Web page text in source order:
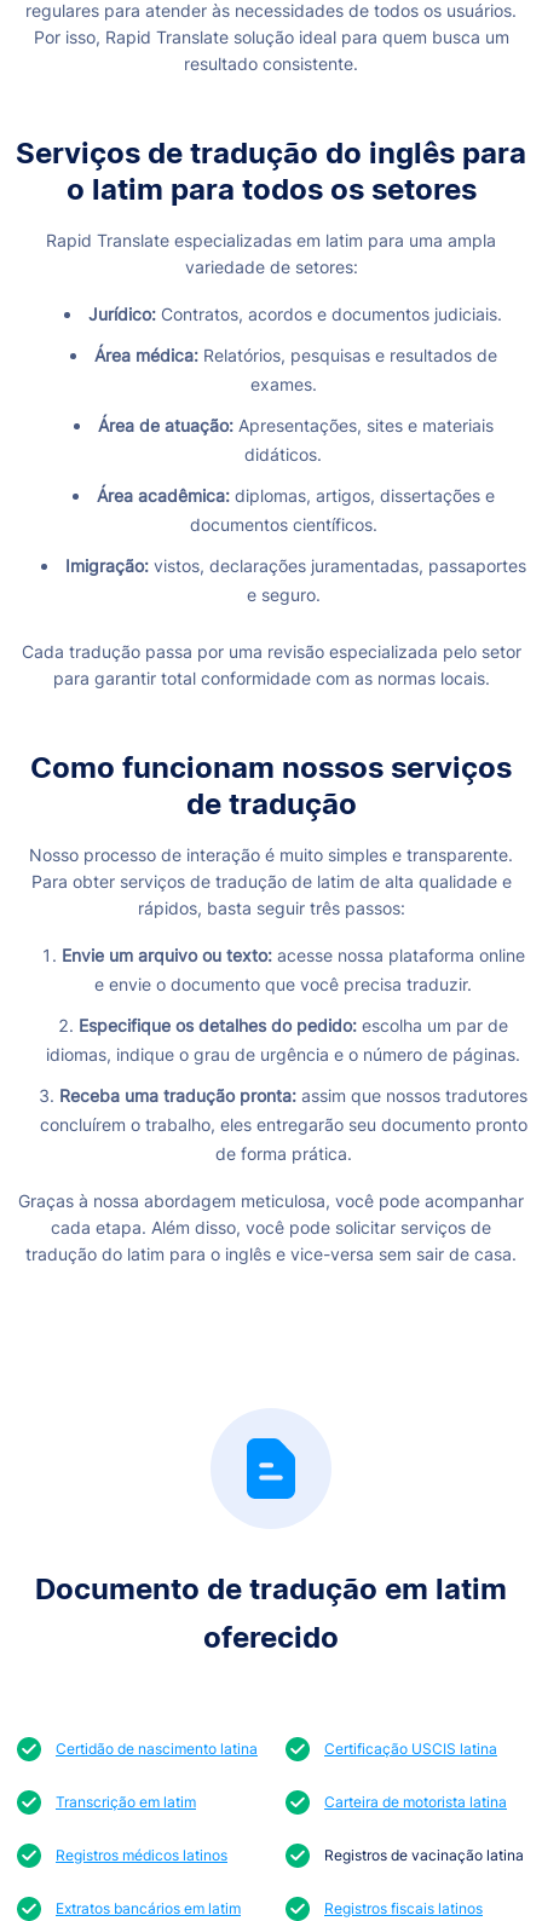
regulares para atender às necessidades de todos os usuários.
Por isso, Rapid Translate solução ideal para quem busca um
resultado consistente.
Serviços de tradução do inglês para
o latim para todos os setores
Rapid Translate especializadas em latim para uma ampla
variedade de setores:
Jurídico: Contratos, acordos e documentos judiciais.
Área médica:Relatórios, pesquisas e resultados de
exames.
Área de atuação:Apresentações, sites e materiais
didáticos.
Área acadêmica:diplomas, artigos, dissertações e
documentos científicos.
Imigração:vistos, declarações juramentadas, passaportes
e seguro.
Cada tradução passa por uma revisão especializada pelo setor
para garantir total conformidade com as normas locais.
Como funcionam nossos serviços
de tradução
Nosso processo de interação é muito simples e transparente.
Para obter serviços de tradução de latim de alta qualidade e
rápidos, basta seguir três passos:
Envie um arquivo ou texto: acesse nossa plataforma online
e envie o documento que você precisa traduzir.
Especifique os detalhes do pedido: escolha um par de
idiomas, indique o grau de urgência e o número de páginas.
Receba uma tradução pronta: assim que nossos tradutores
concluírem o trabalho, eles entregarão seu documento pronto
de forma prática.
Graças à nossa abordagem meticulosa, você pode acompanhar
cada etapa. Além disso, você pode solicitar serviços de
tradução do latim para o inglês e vice-versa sem sair de casa.
Documento de tradução em latim
oferecido
Certidão de nascimento latina Certificação USCIS latina
Transcrição em latim Carteira de motorista latina
Registros médicos latinos Registros de vacinação latina
Extratos bancários em latim Registros fiscais latinos